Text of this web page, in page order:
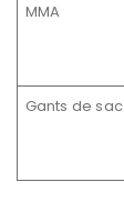
MMA
Gants de sac